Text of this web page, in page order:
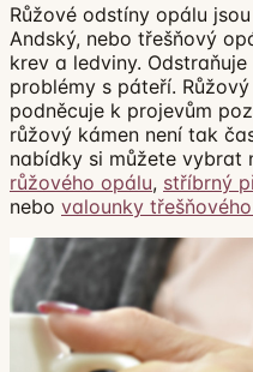
Růžové odstíny opálu
Andský, nebo třešňový
krev a ledviny.
problémy s páteří.
podněcuje k projevům
růžový kámen není tak
nabídky si můžete vybrat
růžového opálu, stříbrný
nebo valounky